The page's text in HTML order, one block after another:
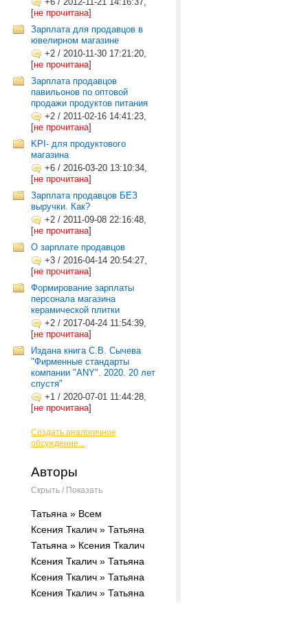
[не прочитана]
Зарплата для продавцов в
ювелирном магазине
+2 / 2010-11-30 17:21:20,
[не прочитана]
Зарплата продавцов
павильонов по оптовой
продажи продуктов питания
+2 / 2011-02-16 14:41:23,
[не прочитана]
KPI- для продуктового
магазина
+6 / 2016-03-20 13:10:34,
[не прочитана]
Зарплата продавцов БЕЗ
выручки. Как?
+2 / 2011-09-08 22:16:48,
[не прочитана]
О зарплате продавцов
+3 / 2016-04-14 20:54:27,
[не прочитана]
Формирование зарплаты
персонала магазина
керамической плитки
+2 / 2017-04-24 11:54:39,
[не прочитана]
Издана книга С.В. Сычева
"Фирменные стандарты
компании "ANY". 2020. 20 лет
спустя"
+1 / 2020-07-01 11:44:28,
[не прочитана]
Создать аналогичное
обсуждение...
Авторы
Скрыть / Показать
Татьяна » Всем
Ксения Ткалич » Татьяна
Татьяна » Ксения Ткалич
Ксения Ткалич » Татьяна
Ксения Ткалич » Татьяна
Ксения Ткалич » Татьяна